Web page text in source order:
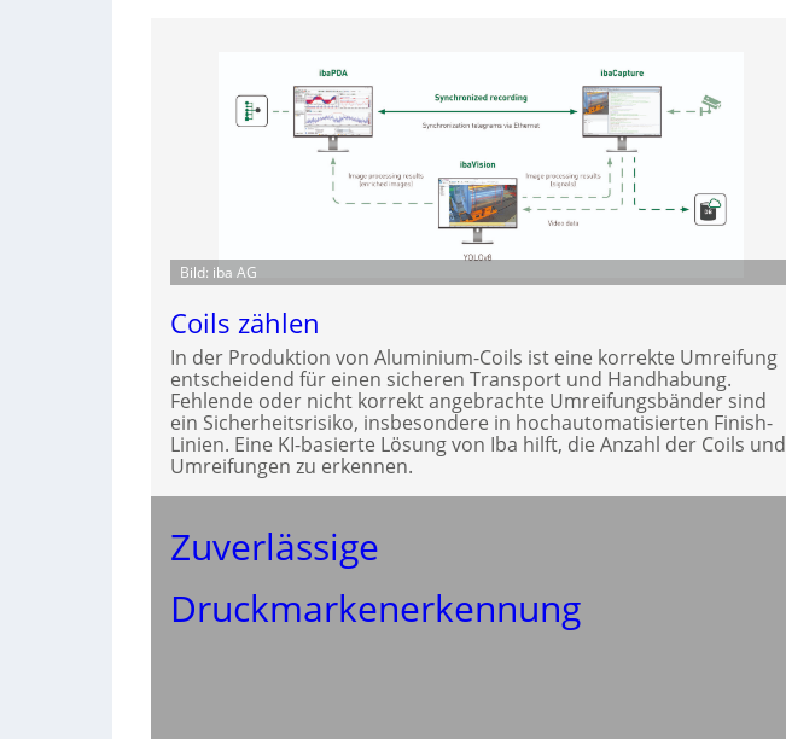
Bild: iba AG
Coils zählen
In der Produktion von Aluminium-Coils ist eine korrekte Umreifung
entscheidend für einen sicheren Transport und Handhabung.
Fehlende oder nicht korrekt angebrachte Umreifungsbänder sind
ein Sicherheitsrisiko, insbesondere in hochautomatisierten Finish-
Linien. Eine KI-basierte Lösung von Iba hilft, die Anzahl der Coils und
Umreifungen zu erkennen.
Zuverlässige
Druckmarkenerkennung